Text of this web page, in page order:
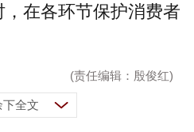
在各环节保护消费者
(责任编辑：殷俊红)
下全文